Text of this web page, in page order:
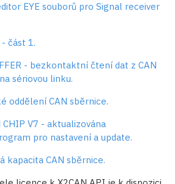
EYE souborů pro Signal receiver
část 1.
- bezkontaktní čtení dat z CAN
sériovou linku.
oddělení CAN sběrnice.
CHIP V7 - aktualizována
pro nastavení a update.
kapacita CAN sběrnice.